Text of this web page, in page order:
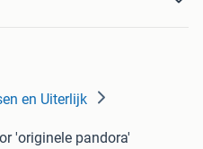
en Uiterlijk
'originele pandora'